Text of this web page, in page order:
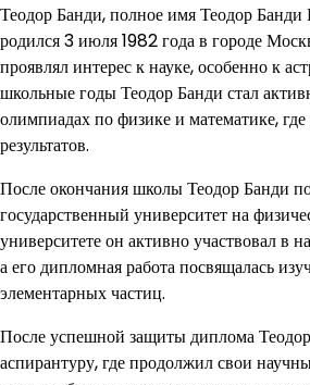
Теодор Банди, полное имя Теодор Банди
родился 3 июля 1982 года в городе
проявлял интерес к науке, особенно к
школьные годы Теодор Банди стал
олимпиадах по физике и математике,
результатов.
После окончания школы Теодор Банди
государственный университет на
университете он активно участвовал в
а его дипломная работа посвящалась
элементарных частиц.
После успешной защиты диплома
аспирантуру, где продолжил свои